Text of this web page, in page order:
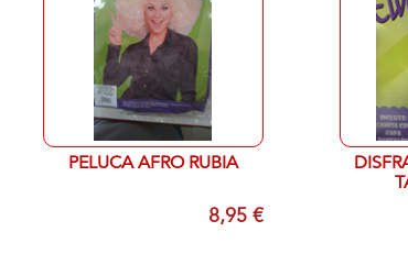
PELUCA AFRO RUBIA
8,95 €